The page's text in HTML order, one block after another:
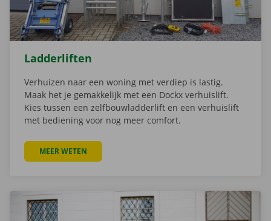
Ladderliften
Verhuizen naar een woning met verdiep is lastig.
Maak het je gemakkelijk met een Dockx verhuislift.
Kies tussen een zelfbouwladderlift en een verhuislift
met bediening voor nog meer comfort.
MEER WETEN